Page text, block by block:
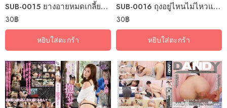
SUB-0015 ยางอายหมดเกลี้ยงแม่เลี้ยงรอบจัด
30฿
หยิบใส่ตะกร้า
SUB-0016 ถุงอยู่ไหนไม่ไหวแล้วอา
30฿
หยิบใส่ตะกร้า